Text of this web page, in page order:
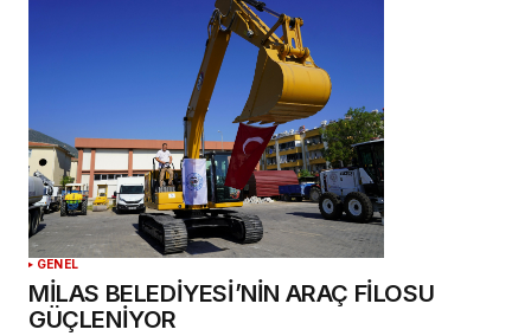
GENEL
MİLAS BELEDİYESİ’NİN ARAÇ FİLOSU
GÜÇLENİYOR